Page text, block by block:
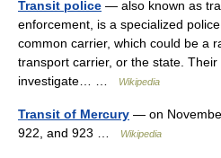
Transit police — also known as
enforcement, is a specialized
common carrier, which could be a
transport carrier, or the state.
investigate… …
Wikipedia
Transit of Mercury — on
922, and 923 …
Wikipedia